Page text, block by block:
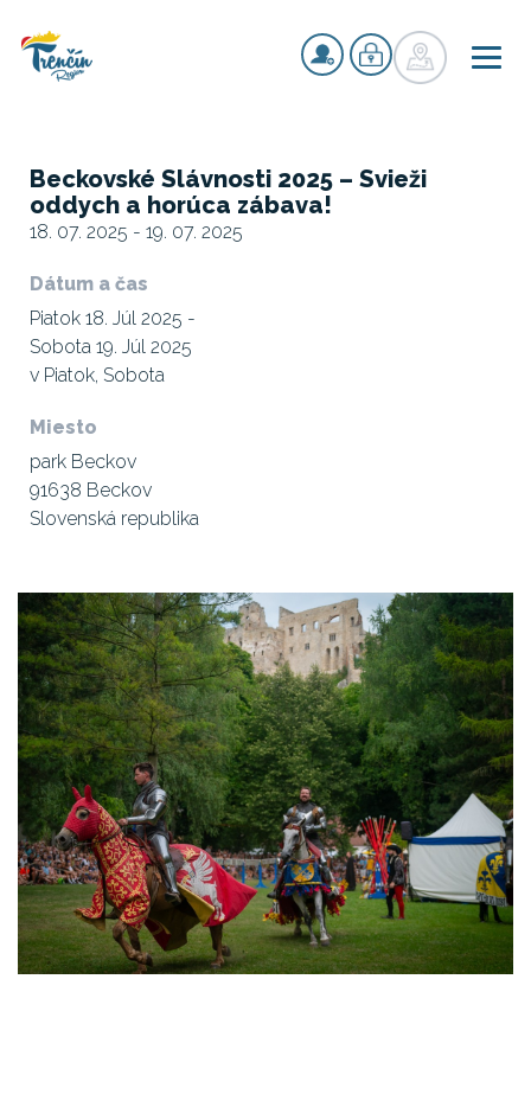
Beckovské Slávnosti 2025 – Svieži
oddych a horúca zábava!
18. 07. 2025 - 19. 07. 2025
Dátum a čas
Piatok 18. Júl 2025 -
Sobota 19. Júl 2025
v Piatok, Sobota
Miesto
park Beckov
91638 Beckov
Slovenská republika